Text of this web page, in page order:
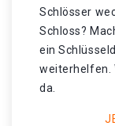
Schlösser
Schloss?
ein
weiterhelfen.
da.